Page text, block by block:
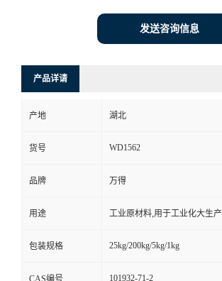
发送咨询信息
产品详请
产地 湖北
货号 WD1562
品牌 万得
用途 工业原材料,用于工业化大生产
包装规格 25kg/200kg/5kg/1kg
CAS编号 101932-71-2